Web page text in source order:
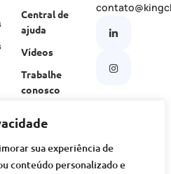
sua experiência de
conteúdo personalizado e
Central de
ajuda
Vídeos
Trabalhe
conosco